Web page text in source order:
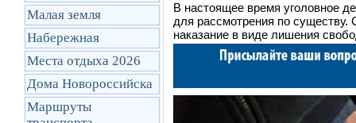
Малая земля
Набережная
Места отдыха 2026
Дома Новороссийска
Маршруты
В настоящее время уголовное
для рассмотрения по
наказание в виде лишения